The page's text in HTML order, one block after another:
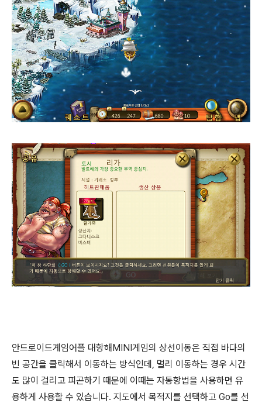
안드로이드게임어플 대항해MINI게임의 상선이동은 직접 바다의
빈 공간을 클릭해서 이동하는 방식인데, 멀리 이동하는 경우 시간
도 많이 걸리고 피곤하기 때문에 이때는 자동항법을 사용하면 유
용하게 사용할 수 있습니다. 지도에서 목적지를 선택하고 Go를 선